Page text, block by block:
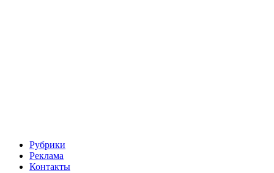
Рубрики
Реклама
Контакты